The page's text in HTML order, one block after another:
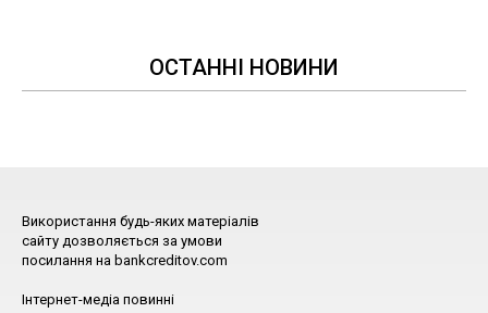
ОСТАННІ НОВИНИ
Використання будь-яких матеріалів
сайту дозволяється за умови
посилання на bankcreditov.com
Інтернет-медіа повинні